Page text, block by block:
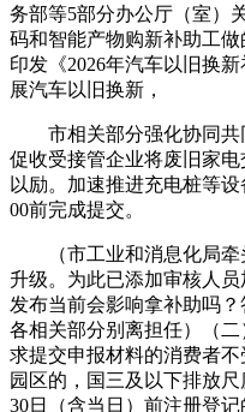
务部等5部分办公厅（室）
码和智能产物购新补助工
印发《2026年汽车以旧换
展汽车以旧换新，
市相关部分强化协同共
促收受接管企业将废旧家
以励。加速推进充电桩等设
00前完成提交。
（市工业和消息化局牵
升级。为此已添加审核人
发布当前会影响拿补助吗
各相关部分别离担任）（
求提交申报材料的消费者
园区的，国三及以下排放
30日（含当日）前注册登